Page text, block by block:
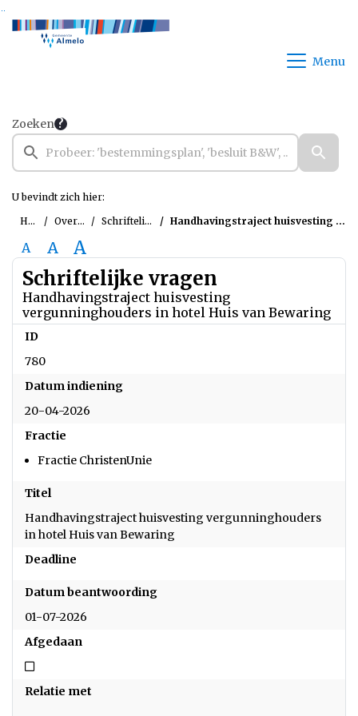
Ga naar de inhoud van deze pagina
Ga naar het zoeken
Ga naar het menu
Menu
Zoeken
U bevindt zich hier:
Home
Overzichten Schriftelijke vragen Handhavingstraject huisvesting vergunninghouders in hotel Huis van Bewaring
A A A
Schriftelijke vragen
Handhavingstraject huisvesting
vergunninghouders in hotel Huis van Bewaring
ID
780
Datum indiening
20-04-2026
Fractie
Fractie ChristenUnie
Titel
Handhavingstraject huisvesting vergunninghouders
in hotel Huis van Bewaring
Deadline
Datum beantwoording
01-07-2026
Afgedaan
Niet afgedaan
Relatie met